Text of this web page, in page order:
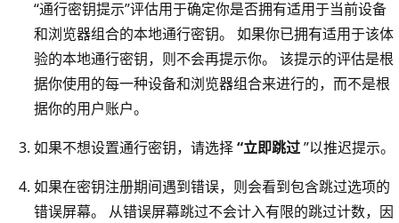
“通行密钥提示”评估用于确定你是否拥有适用于当前设备
和浏览器组合的本地通行密钥。 如果你已拥有适用于该体
验的本地通行密钥，则不会再提示你。 该提示的评估是根
据你使用的每一种设备和浏览器组合来进行的，而不是根
据你的用户账户。
如果不想设置通行密钥，请选择“立即跳过”以推迟提示。
如果在密钥注册期间遇到错误，则会看到包含跳过选项的
错误屏幕。 从错误屏幕跳过不会计入有限的跳过计数，因